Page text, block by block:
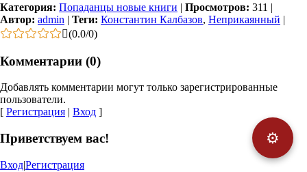
⚙️
Категория: Попаданцы новые книги | Просмотров: 311 |
Автор: admin | Теги: Константин Калбазов, Неприкаянный |
(0.0/0)
Комментарии (0)
Добавлять комментарии могут только зарегистрированные
пользователи.
[ Регистрация | Вход ]
Приветствуем вас!
Вход|Регистрация